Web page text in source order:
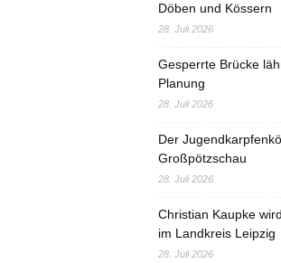
Döben und Kössern
28. Juli 2026
Gesperrte Brücke
Planung
28. Juli 2026
Der
Großpötzschau
28. Juli 2026
Christian Kaupke
im Landkreis Leipzig
28. Juli 2026